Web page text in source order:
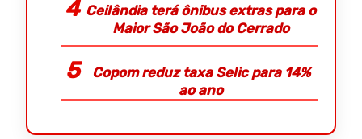
Ceilândia terá ônibus extras para o
Maior São João do Cerrado
Copom reduz taxa Selic para 14%
ao ano